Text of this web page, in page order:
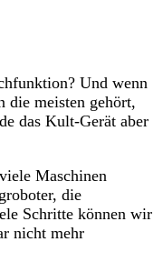
Und wenn
die meisten gehört,
das Kult-Gerät aber
Maschinen
die
Schritte können wir
nicht mehr